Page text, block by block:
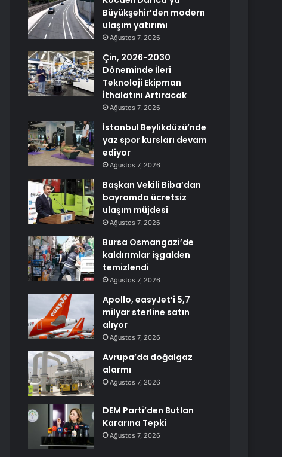
Büyükşehir’den modern
ulaşım yatırımı
Ağustos 7, 2026
Çin, 2026-2030
Döneminde İleri
Teknoloji Ekipman
İthalatını Artıracak
Ağustos 7, 2026
İstanbul Beylikdüzü’nde
yaz spor kursları devam
ediyor
Ağustos 7, 2026
Başkan Vekili Biba’dan
bayramda ücretsiz
ulaşım müjdesi
Ağustos 7, 2026
Bursa Osmangazi’de
kaldırımlar işgalden
temizlendi
Ağustos 7, 2026
Apollo, easyJet’i 5,7
milyar sterline satın
alıyor
Ağustos 7, 2026
Avrupa’da doğalgaz
alarmı
Ağustos 7, 2026
DEM Parti’den Butlan
Kararına Tepki
Ağustos 7, 2026